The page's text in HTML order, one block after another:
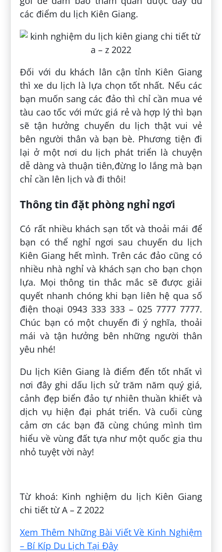
các điểm du lịch Kiên Giang.
Đối với du khách lân cận tỉnh Kiên Giang
thì xe du lịch là lựa chọn tốt nhất. Nếu các
bạn muốn sang các đảo thì chỉ cần mua vé
tàu cao tốc với mức giá rẻ và hợp lý thì bạn
sẽ tận hưởng chuyến du lịch thật vui vẻ
bên người thân và bạn bè. Phương tiện đi
lại ở một nơi du lịch phát triển là chuyện
dễ dàng và thuận tiên,đừng lo lắng mà bạn
chỉ cần lên lịch và đi thôi!
Thông tin đặt phòng nghỉ ngơi
Có rất nhiều khách sạn tốt và thoải mái để
bạn có thể nghỉ ngơi sau chuyến du lịch
Kiên Giang hết mình. Trên các đảo cũng có
nhiều nhà nghỉ và khách sạn cho bạn chọn
lựa. Mọi thông tin thắc mắc sẽ được giải
quyết nhanh chóng khi bạn liên hệ qua số
điện thoại 0943 333 333 – 025 7777 7777.
Chúc bạn có một chuyến đi ý nghĩa, thoải
mái và tận hưởng bên những người thân
yêu nhé!
Du lịch Kiên Giang là điểm đến tốt nhất vì
nơi đây ghi dấu lịch sử trăm năm quý giá,
cảnh đẹp biển đảo tự nhiên thuần khiết và
dịch vụ hiện đại phát triển. Và cuối cùng
cảm ơn các bạn đã cùng chúng mình tìm
hiểu về vùng đất tựa như một quốc gia thu
nhỏ tuyệt vời này!
Từ khoá: Kinh nghiệm du lịch Kiên Giang
chi tiết từ A – Z 2022
Xem Thêm Những Bài Viết Về Kinh Nghiệm
– Bí Kíp Du Lịch Tại Đây